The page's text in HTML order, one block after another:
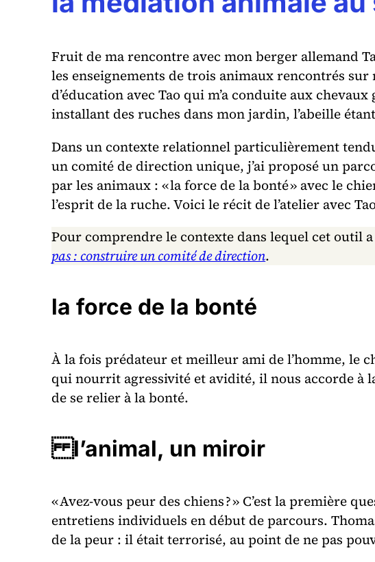
Fruit de ma rencontre avec mon berger allemand
les enseignements de trois animaux rencontrés
d’éducation avec Tao qui m’a conduite aux
installant des ruches dans mon jardin, l’abeille
Dans un contexte relationnel particulièrement
un comité de direction unique, j’ai proposé un
par les animaux : « la force de la bonté » avec le
l’esprit de la ruche. Voici le récit de l’atelier avec
Pour comprendre le contexte dans lequel cet outil
pas : construire un comité de direction.
la force de la bonté
À la fois prédateur et meilleur ami de l’homme, le
qui nourrit agressivité et avidité, il nous accorde à
de se relier à la bonté.
l’animal, un miroir
« Avez-vous peur des chiens ? » C’est la première
entretiens individuels en début de parcours.
de la peur : il était terrorisé, au point de ne pas